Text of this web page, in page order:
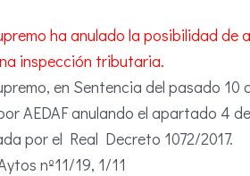
ha anulado la posibilidad
inspección tributaria.
en Sentencia del pasado
AEDAF anulando el apartado 4
por el Real Decreto 1072/2017.
nº11/19, 1/11